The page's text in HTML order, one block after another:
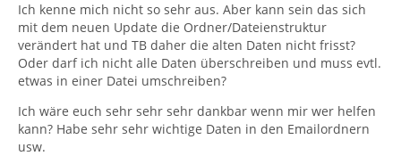
Ich kenne mich nicht so sehr aus. Aber kann sein das sich
mit dem neuen Update die Ordner/Dateienstruktur
verändert hat und TB daher die alten Daten nicht frisst?
Oder darf ich nicht alle Daten überschreiben und muss evtl.
etwas in einer Datei umschreiben?
Ich wäre euch sehr sehr sehr dankbar wenn mir wer helfen
kann? Habe sehr sehr wichtige Daten in den Emailordnern
usw.